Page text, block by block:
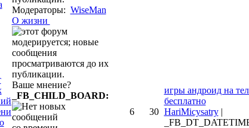
Модераторы: WiseMan
О жизни
Ваше мнение?
_FB_CHILD_BOARD:
6 30
игры андроид на
бесплатно
HariMicysatry|